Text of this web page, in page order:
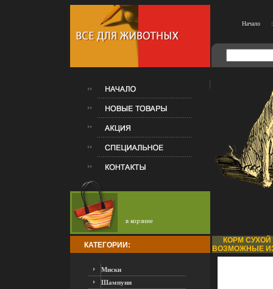
Начало
в корзине
КАТЕГОРИИ:
Миски
Шампуни
КОРМ СУХОЙ
ВОЗМОЖНЫЕ